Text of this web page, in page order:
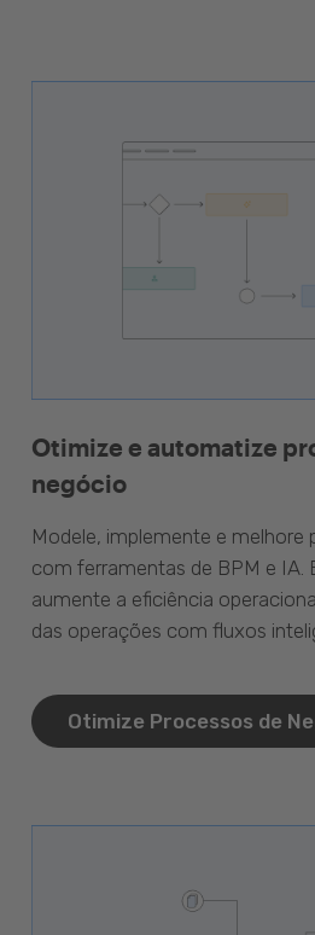
Otimize e automatize
negócio
Modele, implemente e
com ferramentas de BPM e IA.
aumente a eficiência
das operações com fluxos
Otimize Processos de